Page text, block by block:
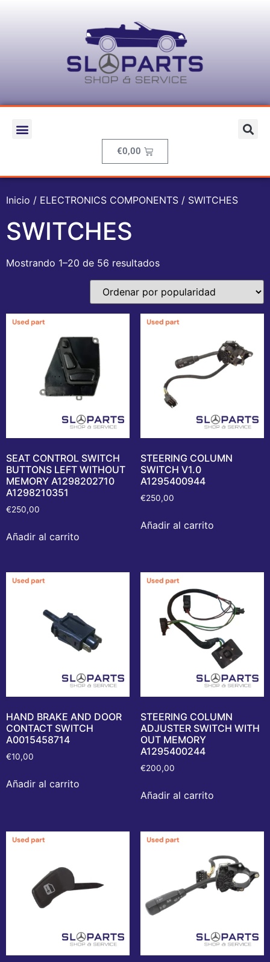
€0,00
Inicio / ELECTRONICS COMPONENTS / SWITCHES
SWITCHES
Mostrando 1–20 de 56 resultados
SEAT CONTROL SWITCH
BUTTONS LEFT WITHOUT
MEMORY A1298202710
A1298210351
€250,00
Añadir al carrito
STEERING COLUMN
SWITCH V1.0
A1295400944
€250,00
Añadir al carrito
HAND BRAKE AND DOOR
CONTACT SWITCH
A0015458714
€10,00
Añadir al carrito
STEERING COLUMN
ADJUSTER SWITCH WITH
OUT MEMORY
A1295400244
€200,00
Añadir al carrito